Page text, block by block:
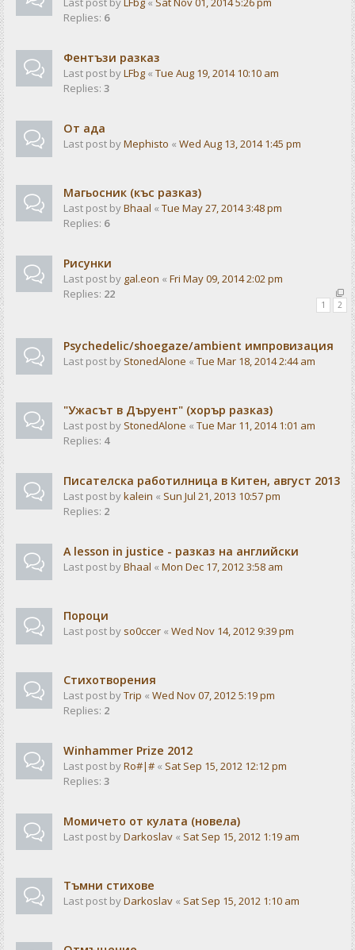
Replies: 6
Фентъзи разказ
Last post byLFbg « Tue Aug 19, 2014 10:10 am
Replies: 3
От ада
Last post byMephisto « Wed Aug 13, 2014 1:45 pm
Магьосник (къс разказ)
Last post byBhaal « Tue May 27, 2014 3:48 pm
Replies: 6
Рисунки
Last post by gal.eon « Fri May 09, 2014 2:02 pm
Replies: 22
1 2
Psychedelic/shoegaze/ambient импровизация
Last post by StonedAlone « Tue Mar 18, 2014 2:44 am
"Ужасът в Дъруент" (хорър разказ)
Last post by StonedAlone « Tue Mar 11, 2014 1:01 am
Replies: 4
Писателска работилница в Китен, август 2013
Last post bykalein « Sun Jul 21, 2013 10:57 pm
Replies: 2
A lesson in justice - разказ на английски
Last post byBhaal « Mon Dec 17, 2012 3:58 am
Пороци
Last post by so0ccer « Wed Nov 14, 2012 9:39 pm
Стихотворения
Last post byTrip « Wed Nov 07, 2012 5:19 pm
Replies: 2
Winhammer Prize 2012
Last post byRo#|# « Sat Sep 15, 2012 12:12 pm
Replies: 3
Момичето от кулата (новела)
Last post byDarkoslav « Sat Sep 15, 2012 1:19 am
Тъмни стихове
Last post byDarkoslav « Sat Sep 15, 2012 1:10 am